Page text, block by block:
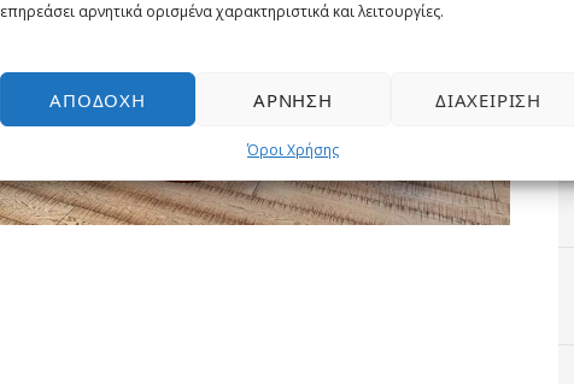
επηρεάσει αρνητικά ορισμένα χαρακτηριστικά και λειτουργίες.
ΑΠΟΔΟΧΉ ΆΡΝΗΣΗ ΔΙΑΧΕΊΡΙΣΗ
Όροι Χρήσης